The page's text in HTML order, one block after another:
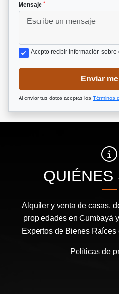
Mensaje *
Acepto recibir información sobre
Enviar
Al enviar tus datos aceptas los Términos
QUIÉNES
Alquiler y venta de casas,
propiedades en Cumbayá
Expertos de Bienes
Políticas de